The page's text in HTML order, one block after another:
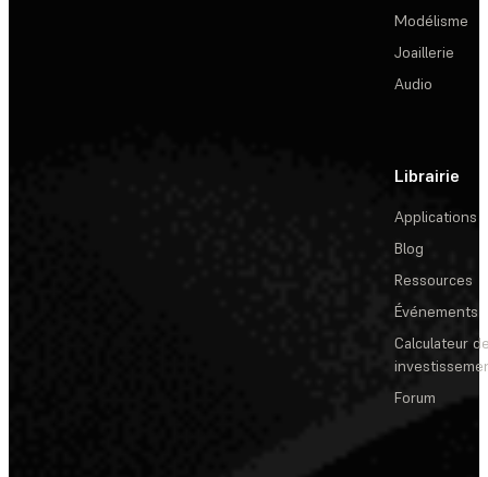
Modélisme
Joaillerie
Audio
Librairie
Applications
Blog
Ressources
Événements
Calculateur
Forum